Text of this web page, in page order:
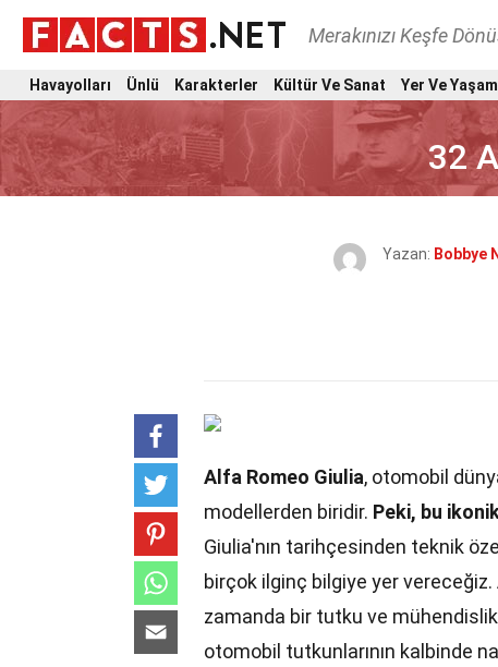
Merakınızı Keşfe
Havayolları Ünlü Karakterler Kültür Ve Sanat Yer Ve
32
Yazan: Bobbye
Alfa Romeo Giulia, otomobil
modellerden biridir. Peki, bu
Giulia'nın tarihçesinden teknik
birçok ilginç bilgiye yer vereceğiz.
zamanda bir tutku ve mühendislik
otomobil tutkunlarının kalbinde